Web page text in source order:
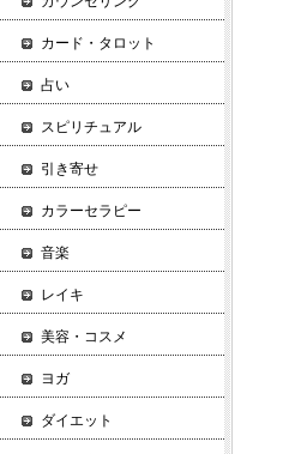
カード・タロット
占い
スピリチュアル
引き寄せ
カラーセラピー
音楽
レイキ
美容・コスメ
ヨガ
ダイエット